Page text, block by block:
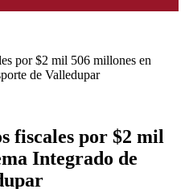
por $2 mil 506 millones en
de Valledupar
fiscales por $2 mil
Integrado de